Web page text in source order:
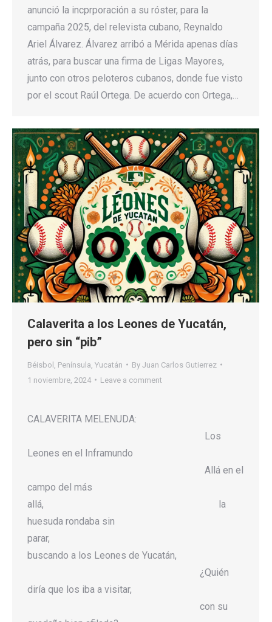
anunció la incprporación a su róster, para la
campaña 2025, del relevista cubano, Reynaldo
Ariel Álvarez. Álvarez arribó a Mérida apenas días
atrás, para buscar una firma de Ligas Mayores,
junto con otros peloteros cubanos, donde fue visto
por el scout Raúl Ortega. De acuerdo con Ortega,…
Calaverita a los Leones de Yucatán,
pero sin “pib”
Béisbol Península Yucatán By Juan Carlos Gutierrez
1 noviembre, 2024
Leave a comment
CALAVERITA MELENUDA:
Los
Leones en el Inframundo
Allá en el
campo del más
allá, la
huesuda rondaba sin
parar,
buscando a los Leones de Yucatán,
¿Quién
diría que los iba a visitar,
con su